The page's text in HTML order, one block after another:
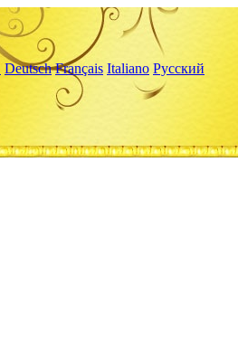
Deutsch Français Italiano Русский